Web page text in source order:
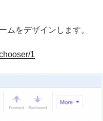
ムをデザインします。
1